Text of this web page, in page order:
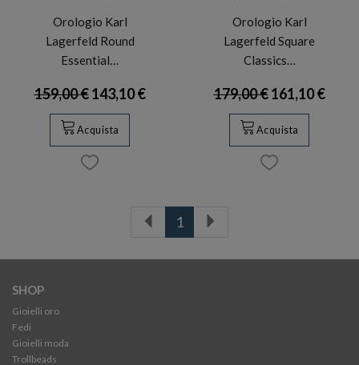
Orologio Karl
Lagerfeld Round
Essential…
159,00 €143,10 €
Acquista
Orologio Karl
Lagerfeld Square
Classics…
179,00 €161,10 €
Acquista
1
SHOP
Gioielli oro
Fedi
Gioielli moda
Trollbeads